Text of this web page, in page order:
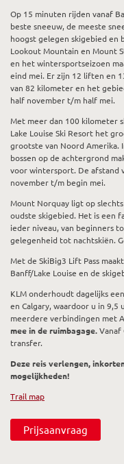
Op 15 minuten rijden vanaf
beste sneeuw, de meeste
hoogst gelegen skigebied en
Lookout Mountain en Mount
en het wintersportseizoen
eind mei. Er zijn 12 liften en
van 82 kilometer en het
half november t/m half mei.
Met meer dan 100 kilometer
Lake Louise Ski Resort het
grootste van Noord Amerika.
bossen op de achtergrond
voor wintersport. De afstand
november t/m begin mei.
Mount Norquay ligt op
oudste skigebied. Het is een
ieder niveau, van beginners
gelegenheid tot nachtskiën.
Met de SkiBig3 Lift Pass
Banff/Lake Louise en de
KLM onderhoudt dagelijks
en Calgary, waardoor u in 9,5
meerdere verbindingen met
mee in de ruimbagage.Vanaf
transfer.
Deze reis verlengen,
mogelijkheden!
Trail map
Prijsaanvraag